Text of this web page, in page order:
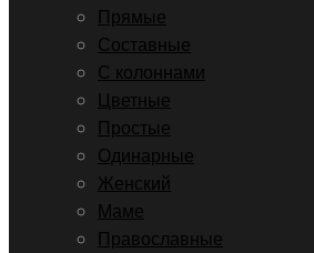
Прямые
Составные
С колоннами
Цветные
Простые
Одинарные
Женский
Маме
Православные